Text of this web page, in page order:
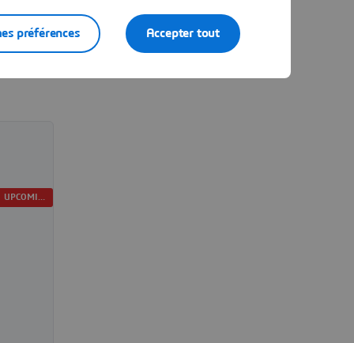
Accepter tout
préférences